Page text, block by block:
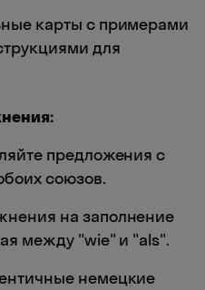
карты с примерами
для
предложения с
союзов.
на заполнение
между "wie" и "als".
немецкие